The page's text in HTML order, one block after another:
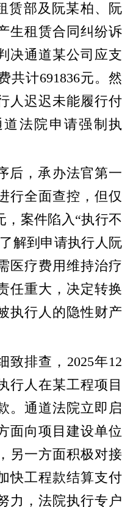
赁部及阮某柏、阮
生租赁合同纠纷诉
决通道某公司应支
共计691836元。然
人迟迟未能履行付
法院申请强制执
后，承办法官第一
行全面查控，但仅
，案件陷入“执行不
解到申请执行人阮
医疗费用维持治疗
任重大，决定转换
执行人的隐性财产
致排查，2025年12
行人在某工程项目
。通道法院立即启
面向项目建设单位
另一方面积极对接
快工程款结算支付
力，法院执行专户